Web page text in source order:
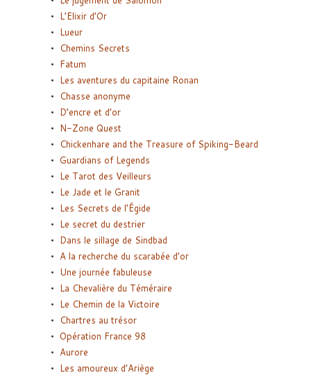
L’Elixir d’Or
Lueur
Chemins Secrets
Fatum
Les aventures du capitaine Ronan
Chasse anonyme
D’encre et d’or
N-Zone Quest
Chickenhare and the Treasure of Spiking-Beard
Guardians of Legends
Le Tarot des Veilleurs
Le Jade et le Granit
Les Secrets de l’Égide
Le secret du destrier
Dans le sillage de Sindbad
A la recherche du scarabée d’or
Une journée fabuleuse
La Chevalière du Téméraire
Le Chemin de la Victoire
Chartres au trésor
Opération France 98
Aurore
Les amoureux d’Ariège